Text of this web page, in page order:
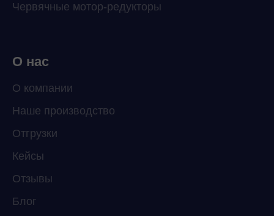
Червячные мотор-редукторы
О нас
О компании
Наше производство
Отгрузки
Кейсы
Отзывы
Блог
Мессенджеры
Свяжитесь с нами через любой удобный